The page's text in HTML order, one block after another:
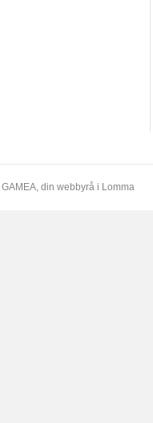
GAMEA, din webbyrå i Lomma